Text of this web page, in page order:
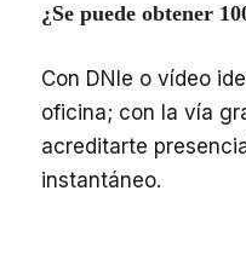
¿Se puede obtener
Con DNIe o vídeo
oficina; con la vía
acreditarte
instantáneo.